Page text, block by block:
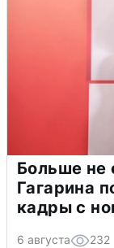
Больше не
Гагарина
кадры с
6 августа 232